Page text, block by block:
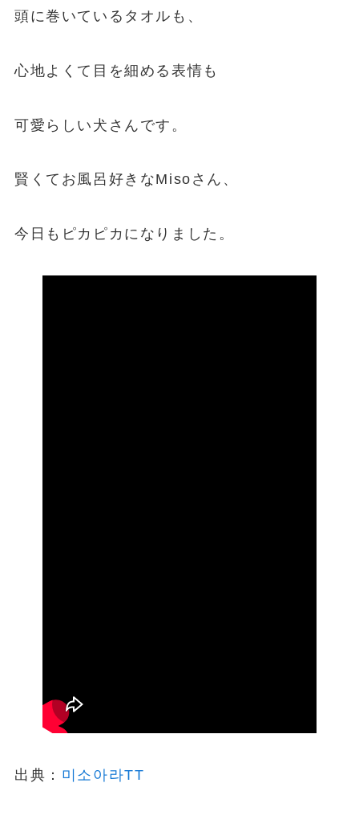
頭に巻いているタオルも、
心地よくて目を細める表情も
可愛らしい犬さんです。
賢くてお風呂好きなMisoさん、
今日もピカピカになりました。
出典： 미소아라TT